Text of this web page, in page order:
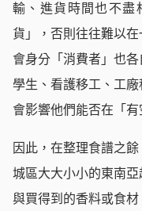
輸、進貨時間也不盡
貨」，否則往往難以
會身分「消費者」也
學生、看護移工、工
會影響他們能否在「
因此，在整理食譜之
城區大大小小的東南
與買得到的香料或食